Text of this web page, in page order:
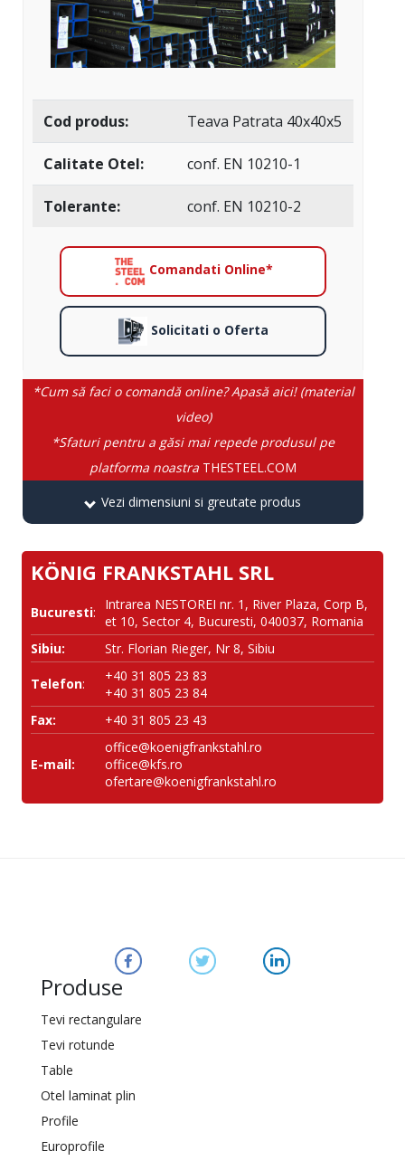
Cod produs: Teava Patrata 40x40x5
Calitate Otel: conf. EN 10210-1
Tolerante: conf. EN 10210-2
Comandati Online*
Solicitati o Oferta
*Cum să faci o comandă online? Apasă aici! (material
video)
*Sfaturi pentru a găsi mai repede produsul pe
platforma noastra THESTEEL.COM
Vezi dimensiuni si greutate produs
KÖNIG FRANKSTAHL SRL
Bucuresti:
Intrarea NESTOREI nr. 1, River Plaza, Corp B,
et 10, Sector 4, Bucuresti, 040037, Romania
Sibiu:
Str. Florian Rieger, Nr 8, Sibiu
Telefon:
+40 31 805 23 83
+40 31 805 23 84
Fax:
+40 31 805 23 43
E-mail:
office@koenigfrankstahl.ro
office@kfs.ro
ofertare@koenigfrankstahl.ro
Produse
Tevi rectangulare
Tevi rotunde
Table
Otel laminat plin
Profile
Europrofile